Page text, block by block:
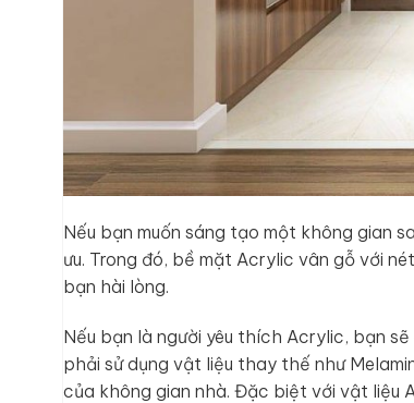
Nếu bạn muốn sáng tạo một không gian
ưu. Trong đó, bề mặt Acrylic vân gỗ với
bạn hài lòng.
Nếu bạn là người yêu thích Acrylic, bạn
phải sử dụng vật liệu thay thế như
của không gian nhà. Đặc biệt với vật liệu